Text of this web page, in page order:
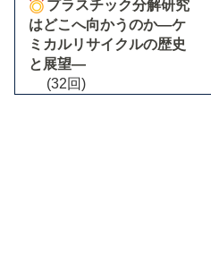
プラスチック分解研究
はどこへ向かうのか―ケ
ミカルリサイクルの歴史
と展望―
(32回)